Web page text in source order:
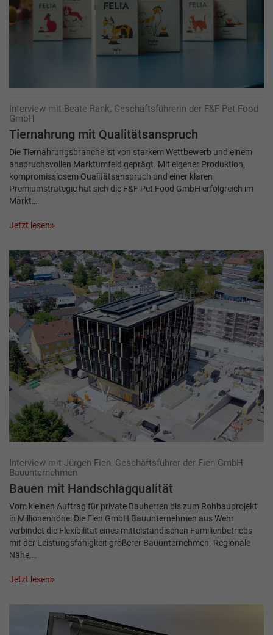
Interview mit Beate Rank, Geschäftsführerin der F&F Pet Food
GmbH
Tiernahrung mit Qualitätsanspruch
Die Tiernahrungsbranche ist von starkem Wettbewerb und einem
anspruchsvollen Markt­umfeld geprägt. Mit eigener Produktion,
kompromisslosem Qualitätsanspruch und einer klaren
Premiumstrategie hat sich die F&F Pet Food GmbH erfolgreich im
Markt…
Jetzt lesen
Interview mit Jürgen Fien, Geschäftsführer der Fien GmbH
Bauunternehmen
Bauen mit Handschlagqualität
Vom kleinen Auftrag für private Bauherren bis zum Rohbauprojekt
in Millionenhöhe: Die Fien GmbH Bauunternehmen aus Wehr
verbindet die Flexibilität eines mittelständischen Familienbetriebs
mit der Leistungsfähigkeit größerer Bauunternehmen. Regionale
Nähe,…
Jetzt lesen